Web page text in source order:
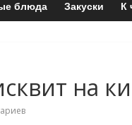
блюда Закуски К
на